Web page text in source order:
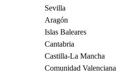
Sevilla
Aragón
Islas Baleares
Cantabria
Castilla-La Mancha
Comunidad Valenciana